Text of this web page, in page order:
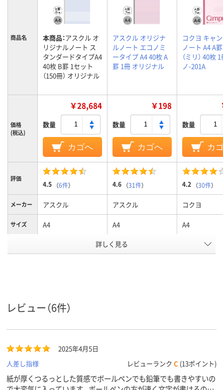
商品名 本商品：アスクル オ
リジナルノート ス
タンダードタイプA4
40枚 B罫 1セット
（150冊） オリジナル
アスクル オリジナ
ルノート エコノミ
ータイプ A4 40枚 A
罫 1冊 オリジナル
コクヨ キャ
ノート A4 A
（ミリ） 40枚
ノ-201A
価格
(税込)
￥28,684
数量
カゴへ
￥198
数量
カゴへ
数量
カ
評価
4.5 （6件） 4.6 （31件） 4.2 （30件）
メーカー アスクル アスクル コクヨ
サイズ A4 A4 A4
横罫線
アスクル
商品環境
詳しく見る
レビュー（6件）
2025年4月5日
人差し指様
レビューランク C (13ポイント)
紙が厚くつるっとした質感でボールペンでも鉛筆でも書きやすいの